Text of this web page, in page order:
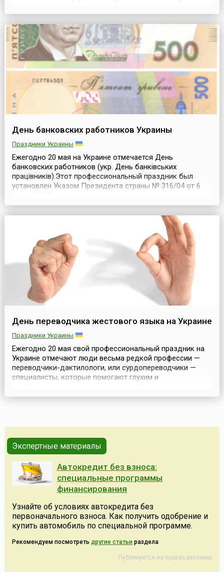
в Первой мировой войне колония стала территорией
мандата Лиги Наций и была разделена на две части
между Великобританией и Францией. В 1960 году фра...
День банковских работников Украины
Праздники Украины
Ежегодно 20 мая на Украине отмечается День
банковских работников (укр. День банківських
працівників).Этот профессиональный праздник был
установлен Указом Президента страны № 316/04 от 6
банковской системы и значительный вклад банковских
работников в развитие экономики Украины и
обеспечения ее финансовой стабильности.В марте 1991
года Верховн...
День переводчика жестового языка на Украине
Праздники Украины
Ежегодно 20 мая свой профессиональный праздник на
Украине отмечают люди весьма редкой профессии —
переводчики-дактилологи, или сурдопереводчики —
специалисты, которые помогают глухим и
фразы и вести диалог с окружающими. Другими
День перекладача жес...
Экспертные материалы
Автокредит без взноса:
специальные программы
финансирования
Узнайте об условиях автокредита без
первоначального взноса. Как получить одобрение и
купить автомобиль по специальной программе.
Рекомендуем посмотреть другие статьи раздела
Публикуется на правах рекламы